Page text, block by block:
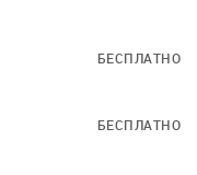
БЕСПЛАТНО
БЕСПЛАТНО